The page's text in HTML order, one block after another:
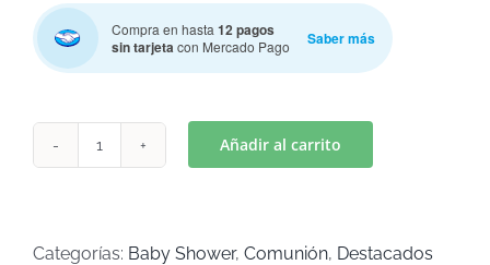
Compra en hasta 12 pagos
sin tarjetacon Mercado Pago Saber más
(Art
Añadir al carrito
Categorías: Baby Shower, Comunión, Destacados